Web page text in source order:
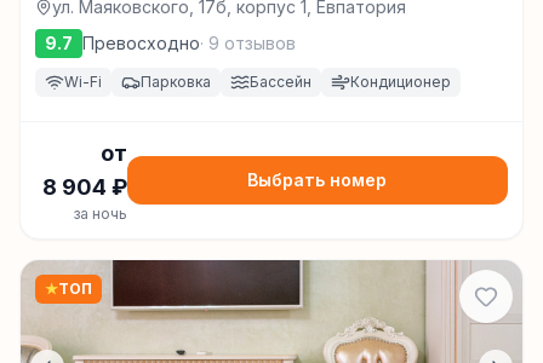
ул. Маяковского, 17б, корпус 1, Евпатория
9.7 Превосходно· 9 отзывов
Wi-Fi Парковка Бассейн Кондиционер
от
8 904 ₽
за ночь
Выбрать номер
★ТОП